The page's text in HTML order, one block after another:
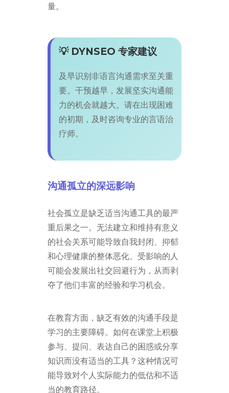
量。
💡 DYNSEO 专家建议
及早识别非语言沟通需求至关重
要。干预越早，发展坚实沟通能
力的机会就越大。请在出现困难
的初期，及时咨询专业的言语治
疗师。
沟通孤立的深远影响
社会孤立是缺乏适当沟通工具的最严
重后果之一。无法建立和维持有意义
的社会关系可能导致自我封闭、抑郁
和心理健康的整体恶化。受影响的人
可能会发展出社交回避行为，从而剥
夺了他们丰富的经验和学习机会。
在教育方面，缺乏有效的沟通手段是
学习的主要障碍。如何在课堂上积极
参与、提问、表达自己的困惑或分享
知识而没有适当的工具？这种情况可
能导致对个人实际能力的低估和不适
当的教育路径。